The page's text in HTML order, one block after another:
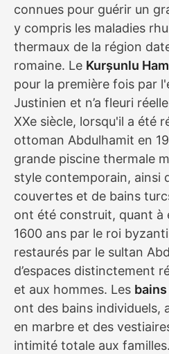
connues pour guérir un
y compris les maladies
thermaux de la région
romaine. Le Kurșunlu
pour la première fois par
Justinien et n’a fleuri
XXe siècle, lorsqu'il a été
ottoman Abdulhamit en
grande piscine thermale
style contemporain, ainsi
couvertes et de bains
ont été construit, quant à
1600 ans par le roi
restaurés par le sultan
d’espaces distinctement
et aux hommes. Les
ont des bains individuels,
en marbre et des
intimité totale aux